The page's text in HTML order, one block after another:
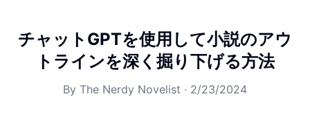
チャットGPTを使用して小説のアウ
トラインを深く掘り下げる方法
By The Nerdy Novelist · 2/23/2024